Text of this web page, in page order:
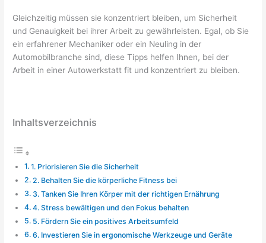
Gleichzeitig müssen sie konzentriert bleiben, um Sicherheit
und Genauigkeit bei ihrer Arbeit zu gewährleisten. Egal, ob Sie
ein erfahrener Mechaniker oder ein Neuling in der
Automobilbranche sind, diese Tipps helfen Ihnen, bei der
Arbeit in einer Autowerkstatt fit und konzentriert zu bleiben.
Inhaltsverzeichnis
1. Priorisieren Sie die Sicherheit
2. Behalten Sie die körperliche Fitness bei
3. Tanken Sie Ihren Körper mit der richtigen Ernährung
4. Stress bewältigen und den Fokus behalten
5. Fördern Sie ein positives Arbeitsumfeld
6. Investieren Sie in ergonomische Werkzeuge und Geräte